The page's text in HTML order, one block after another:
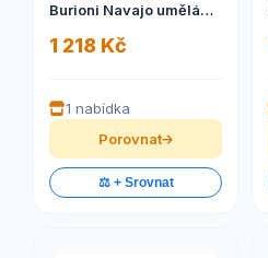
Burioni Navajo umělá
1 218 Kč
1 nabídka
Porovnat
⚖️ + Srovnat